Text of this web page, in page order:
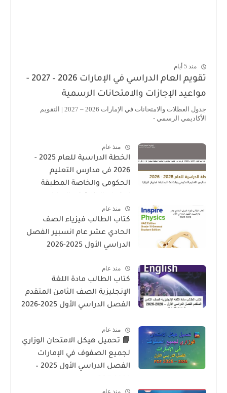
منذ 5 أيام
تقويم العام الدراسي في الإمارات 2026 – 2027 -
مواعيد الإجازات والامتحانات الرسمية
جدول العطلات والامتحانات في الإمارات 2026 – 2027 | التقويم
الأكاديمي الرسمي -
منذ عام
الخطة الدراسية للعام 2025 -
2026 فى مدارس التعليم
الحكومى والخاصة المطبقة
منذ عام
كتاب الطالب فيزياء الصف
الحادي عشر عام انسبير الفصل
الدراسي الأول 2025-2026
منذ عام
كتاب الطالب مادة اللغة
الإنجليزية الصف الثامن المتقدم
الفصل الدراسي الأول 2025-2026
منذ عام
📘 تحميل هيكل الامتحان الوزاري
لجميع الصفوف في الإمارات
الفصل الدراسي الأول 2025 –
منذ عام